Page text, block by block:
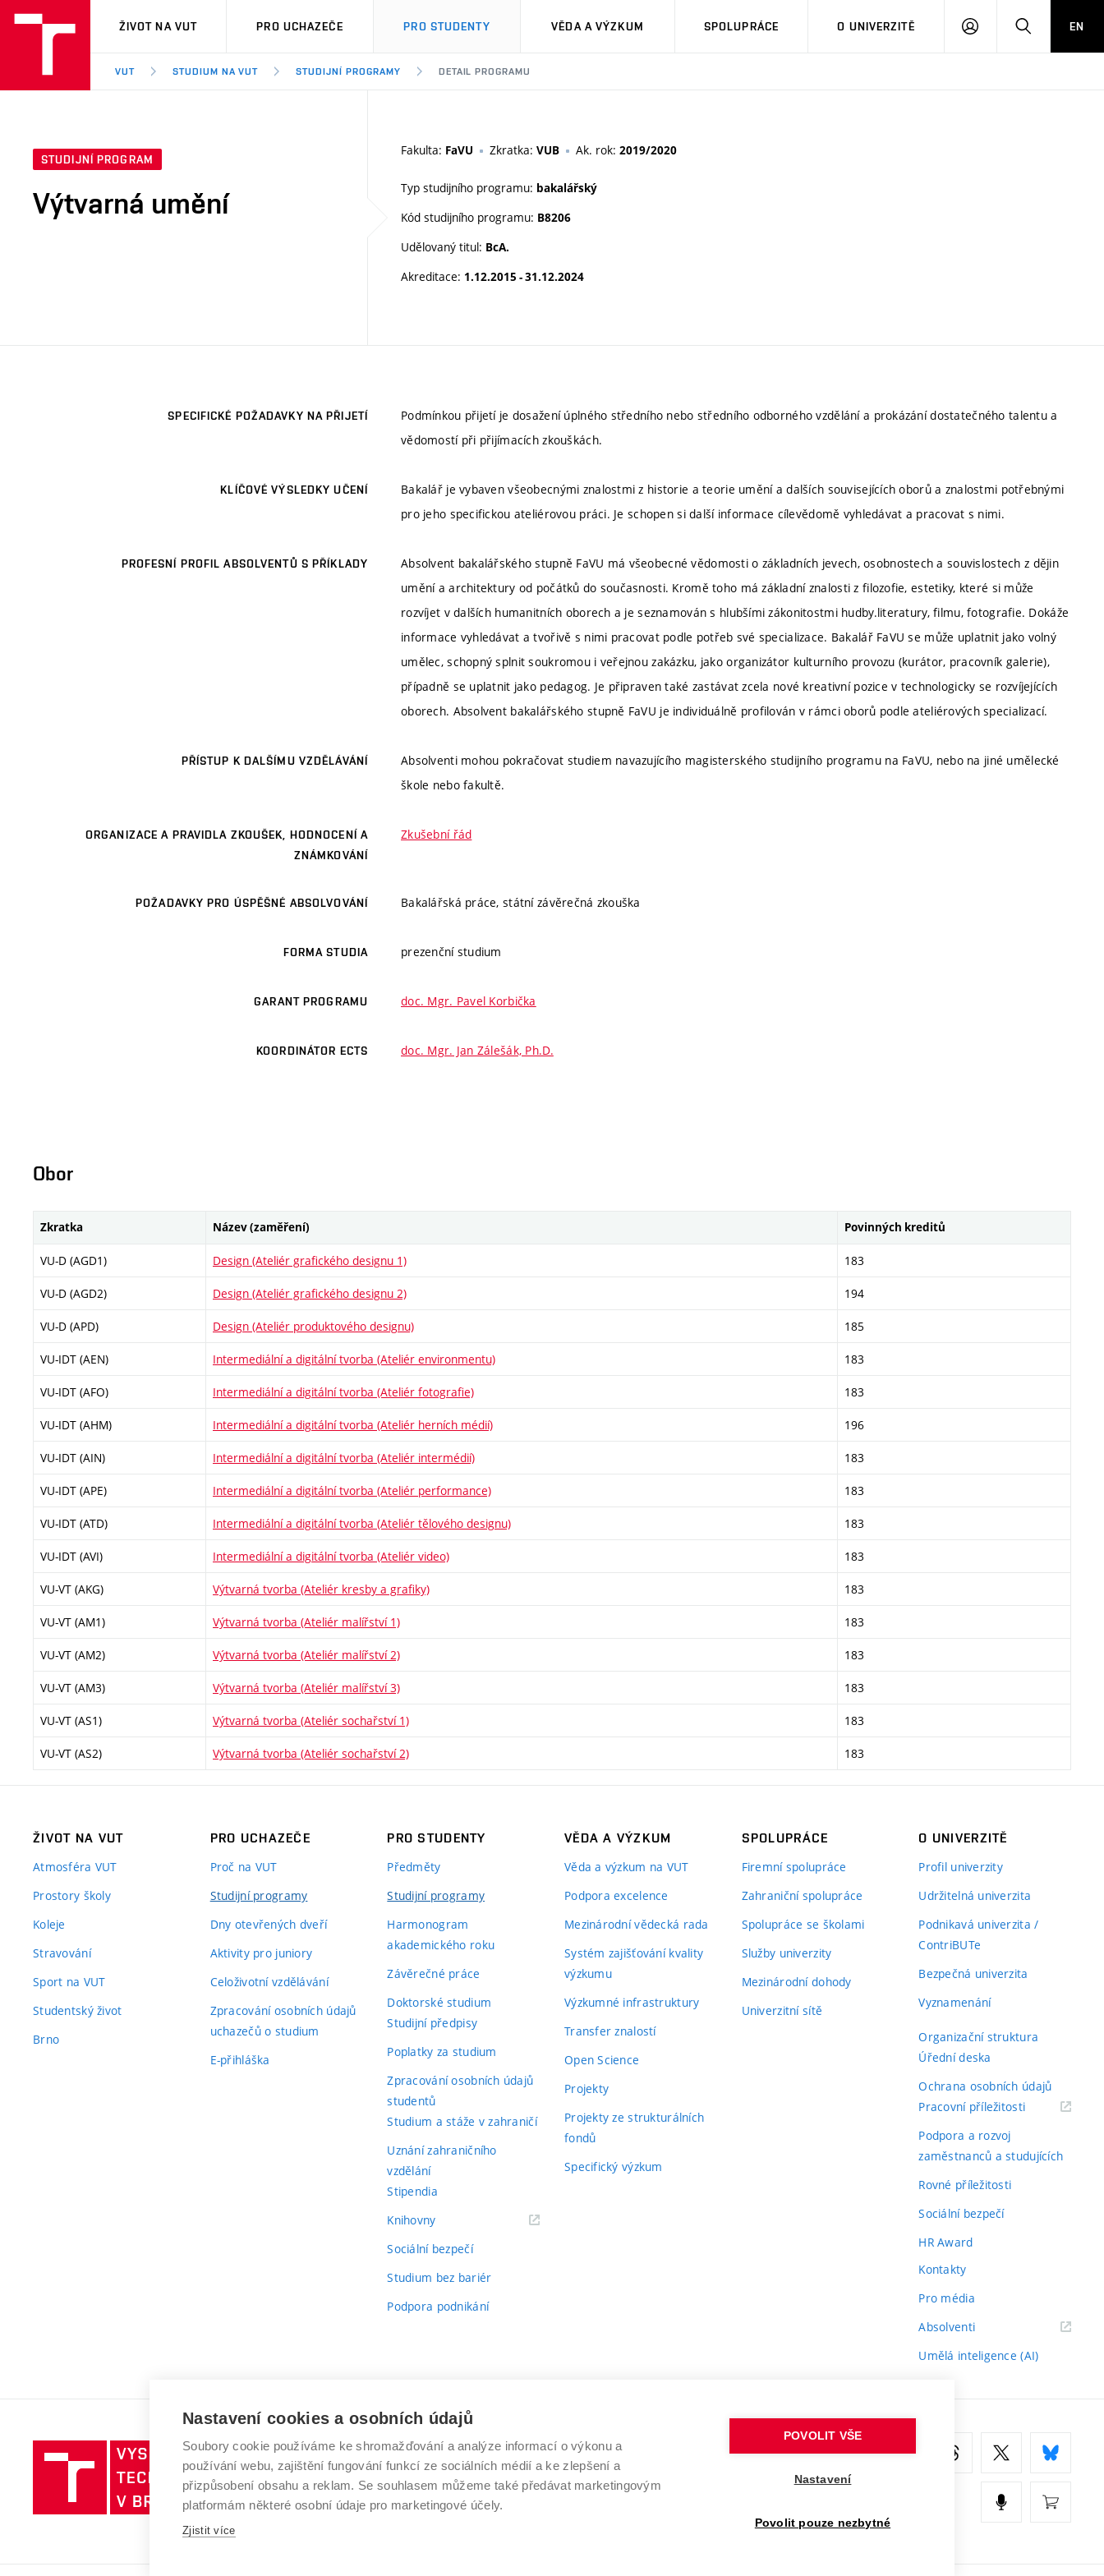
VUT
ŽIVOT NA VUT PRO UCHAZEČE PRO STUDENTY VĚDA A VÝZKUM SPOLUPRÁCE O UNIVERZITĚ
PŘIHLÁSIT HLEDATEN
VUT STUDIUM NA VUT STUDIJNÍ PROGRAMY DETAIL PROGRAMU
STUDIJNÍ PROGRAM
Výtvarná umění
Fakulta: FaVU Zkratka: VUB Ak. rok: 2019/2020
Typ studijního programu: bakalářský
Kód studijního programu: B8206
Udělovaný titul: BcA.
Akreditace: 1.12.2015 - 31.12.2024
SPECIFICKÉ POŽADAVKY NA PŘIJETÍ
Podmínkou přijetí je dosažení úplného středního nebo středního odborného vzdělání a prokázání dostatečného talentu a
vědomostí při přijímacích zkouškách.
KLÍČOVÉ VÝSLEDKY UČENÍ
Bakalář je vybaven všeobecnými znalostmi z historie a teorie umění a dalších souvisejících oborů a znalostmi potřebnými
pro jeho specifickou ateliérovou práci. Je schopen si další informace cílevědomě vyhledávat a pracovat s nimi.
PROFESNÍ PROFIL ABSOLVENTŮ S PŘÍKLADY
Absolvent bakalářského stupně FaVU má všeobecné vědomosti o základních jevech, osobnostech a souvislostech z dějin
umění a architektury od počátků do současnosti. Kromě toho má základní znalosti z filozofie, estetiky, které si může
rozvíjet v dalších humanitních oborech a je seznamován s hlubšími zákonitostmi hudby.literatury, filmu, fotografie. Dokáže
informace vyhledávat a tvořivě s nimi pracovat podle potřeb své specializace. Bakalář FaVU se může uplatnit jako volný
umělec, schopný splnit soukromou i veřejnou zakázku, jako organizátor kulturního provozu (kurátor, pracovník galerie),
případně se uplatnit jako pedagog. Je připraven také zastávat zcela nové kreativní pozice v technologicky se rozvíjejících
oborech. Absolvent bakalářského stupně FaVU je individuálně profilován v rámci oborů podle ateliérových specializací.
PŘÍSTUP K DALŠÍMU VZDĚLÁVÁNÍ
Absolventi mohou pokračovat studiem navazujícího magisterského studijního programu na FaVU, nebo na jiné umělecké
škole nebo fakultě.
ORGANIZACE A PRAVIDLA ZKOUŠEK, HODNOCENÍ A
ZNÁMKOVÁNÍ
Zkušební řád
POŽADAVKY PRO ÚSPĚŠNÉ ABSOLVOVÁNÍ Bakalářská práce, státní závěrečná zkouška
FORMA STUDIA prezenční studium
GARANT PROGRAMU doc. Mgr. Pavel Korbička
KOORDINÁTOR ECTS doc. Mgr. Jan Zálešák, Ph.D.
Obor
Zkratka Název (zaměření) Povinných kreditů
VU-D (AGD1) Design (Ateliér grafického designu 1) 183
VU-D (AGD2) Design (Ateliér grafického designu 2) 194
VU-D (APD) Design (Ateliér produktového designu) 185
VU-IDT (AEN) Intermediální a digitální tvorba (Ateliér environmentu) 183
VU-IDT (AFO) Intermediální a digitální tvorba (Ateliér fotografie) 183
VU-IDT (AHM) Intermediální a digitální tvorba (Ateliér herních médií) 196
VU-IDT (AIN) Intermediální a digitální tvorba (Ateliér intermédií) 183
VU-IDT (APE) Intermediální a digitální tvorba (Ateliér performance) 183
VU-IDT (ATD) Intermediální a digitální tvorba (Ateliér tělového designu) 183
VU-IDT (AVI) Intermediální a digitální tvorba (Ateliér video) 183
VU-VT (AKG) Výtvarná tvorba (Ateliér kresby a grafiky) 183
VU-VT (AM1) Výtvarná tvorba (Ateliér malířství 1) 183
VU-VT (AM2) Výtvarná tvorba (Ateliér malířství 2) 183
VU-VT (AM3) Výtvarná tvorba (Ateliér malířství 3) 183
VU-VT (AS1) Výtvarná tvorba (Ateliér sochařství 1) 183
VU-VT (AS2) Výtvarná tvorba (Ateliér sochařství 2) 183
ŽIVOT NA VUT
Atmosféra VUT
Prostory školy
Koleje
Stravování
Sport na VUT
Studentský život
Brno
PRO UCHAZEČE
Proč na VUT
Studijní programy
Dny otevřených dveří
Aktivity pro juniory
Celoživotní vzdělávání
Zpracování osobních údajů
uchazečů o studium
E-přihláška
PRO STUDENTY
Předměty
Studijní programy
Harmonogram
akademického roku
Závěrečné práce
Doktorské studium
Studijní předpisy
Poplatky za studium
Zpracování osobních údajů
studentů
Studium a stáže v zahraničí
Uznání zahraničního
vzdělání
Stipendia
Knihovny(externí
Sociální bezpečí
Studium bez bariér
Podpora podnikání
VĚDA A VÝZKUM
Věda a výzkum na VUT
Podpora excelence
Mezinárodní vědecká rada
Systém zajišťování kvality
výzkumu
Výzkumné infrastruktury
Transfer znalostí
Open Science
Projekty
Projekty ze strukturálních
fondů
Specifický výzkum
SPOLUPRÁCE
Firemní spolupráce
Zahraniční spolupráce
Spolupráce se školami
Služby univerzity
Mezinárodní dohody
Univerzitní sítě
O UNIVERZITĚ
Profil univerzity
Udržitelná univerzita
Podnikavá univerzita /
ContriBUTe
Bezpečná univerzita
Vyznamenání
Organizační struktura
Úřední deska
Ochrana osobních údajů
Pracovní příležitosti(externí
Podpora a rozvoj
zaměstnanců a studujících
Rovné příležitosti
Sociální bezpečí
HR Award
Kontakty
Pro média
Absolventi(externí
Umělá inteligence (AI)
Vysoké
učení
technické
v
VYSOKÉ UČENÍ TECHNICKÉ V BRNĚ
Antonínská 548/1
602 00 Brno
www.vut.cz
Nastavení cookies a osobních údajů
Soubory cookie používáme ke shromažďování a analýze informací o výkonu a
používání webu, zajištění fungování funkcí ze sociálních médií a ke zlepšení a
přizpůsobení obsahu a reklam. Se souhlasem můžeme také předávat marketingovým
platformám některé osobní údaje pro marketingové účely.
Zjistit více
POVOLIT VŠE
Nastavení
Povolit pouze nezbytné